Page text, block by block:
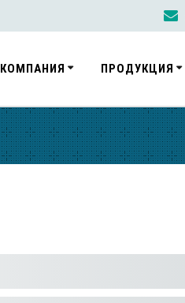
КОМПАНИЯ ПРОДУКЦИЯ